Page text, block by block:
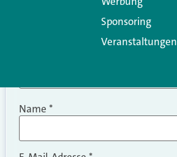
Name *
Sponsoring
Veranstaltungen